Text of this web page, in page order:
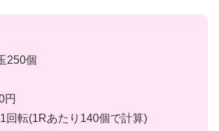
250個
円
回転(1Rあたり140個で計算)